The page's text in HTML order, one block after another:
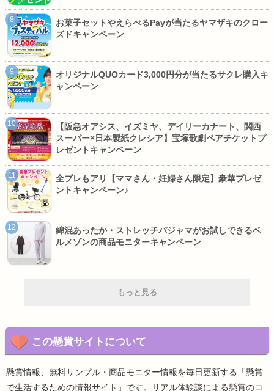
お菓子セットやえらべるPayが当たるヤマザキのクロー
ズドキャンペーン
オリジナルQUOカード3,000円分が当たるサクレ購入キ
ャンペーン
【阪急オアシス、イズミヤ、デイリーカナート、関西
スーパー×日本製紙クレシア】宝塚歌劇ペアチケットプ
レゼントキャンペーン
全プレもアリ【ママさん・妊婦さん限定】豪華プレゼ
ントキャンペーン♪
綿混あったか・ストレッチパジャマがお試しできるベ
ルメゾンの商品モニターキャンペーン
もっと見る
この懸賞サイトについて
懸賞情報、無料サンプル・商品モニター情報を毎日更新する「懸賞
で生活するための情報サイト」です。リアル体験談による懸賞のコ